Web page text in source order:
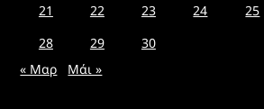
21
22 23 24 25
28
29
30
« Μαρ
Μάι »